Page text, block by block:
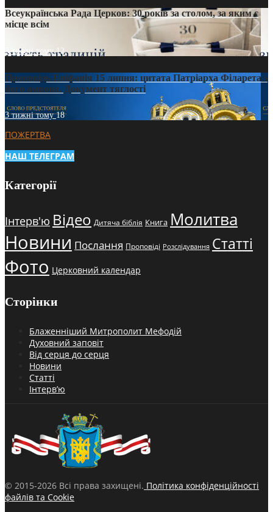
Всеукраїнська Рада Церков: 30 років за столом, за яким є
місце всім
3 тижні тому12
Проповідь Епіфанія 15 липня: цитата Патріарха Філарета з
його амвона. Документ тяглості
3 тижні тому18
ПОЖЕРТВА
НАШ ТЕЛЕГРАМ
Категорії
Інтерв'ю Відео Дитяча біблія Книга Молитва
Новини Послання Проповіді Розслідування Статті
Фото Церковний календар
Сторінки
Блаженніший Митрополит Мефодій
Духовний заповіт
Від серця до серця
Новини
Статті
Інтерв’ю
© 2015-2026 Всі права захищені. Політика конфіденційності
файлів та Cookie